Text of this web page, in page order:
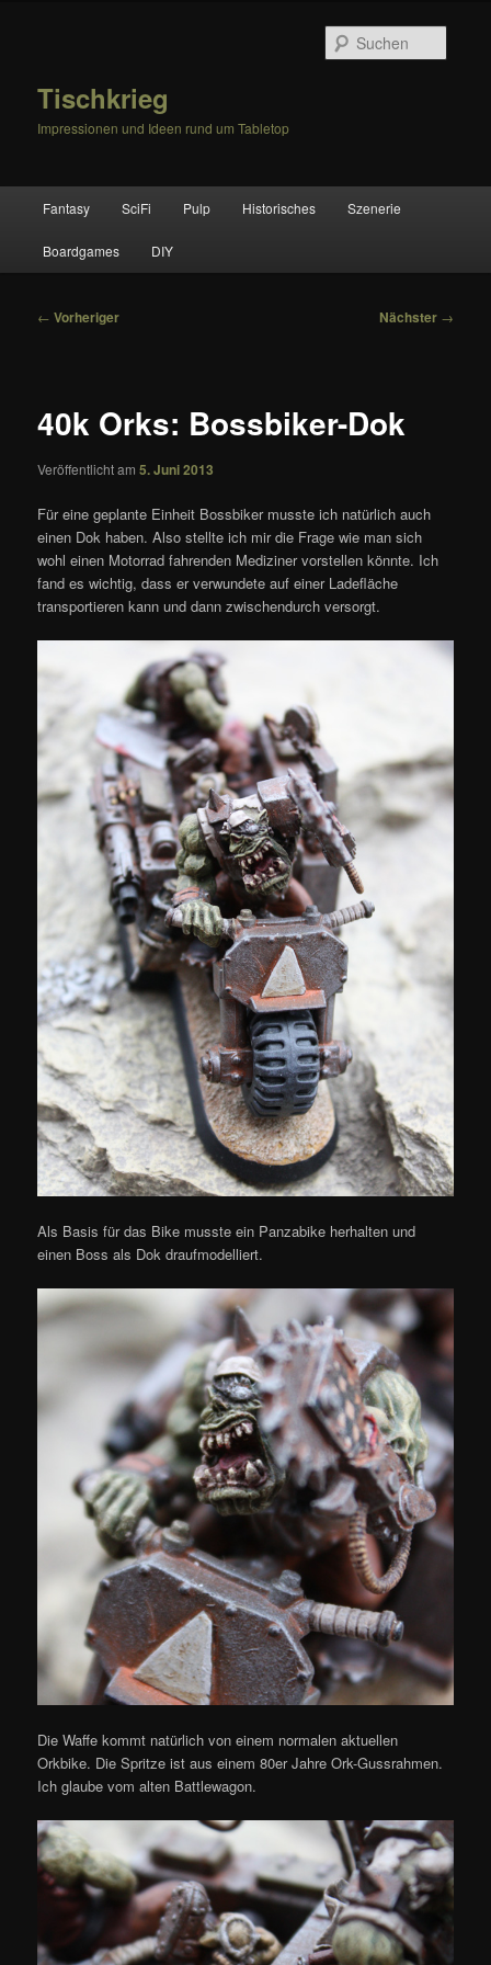
Tischkrieg
Impressionen und Ideen rund um Tabletop
Fantasy SciFi Pulp Historisches Szenerie
Boardgames DIY
Beitragsnavigation
← Vorheriger Nächster →
40k Orks: Bossbiker-Dok
Veröffentlicht am5. Juni 2013
Für eine geplante Einheit Bossbiker musste ich natürlich auch
einen Dok haben. Also stellte ich mir die Frage wie man sich
wohl einen Motorrad fahrenden Mediziner vorstellen könnte. Ich
fand es wichtig, dass er verwundete auf einer Ladefläche
transportieren kann und dann zwischendurch versorgt.
Als Basis für das Bike musste ein Panzabike herhalten und
einen Boss als Dok draufmodelliert.
Die Waffe kommt natürlich von einem normalen aktuellen
Orkbike. Die Spritze ist aus einem 80er Jahre Ork-Gussrahmen.
Ich glaube vom alten Battlewagon.